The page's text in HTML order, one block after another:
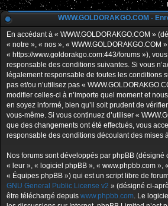
c
h
e
c
h
e
r
WWW.GOLDORAKGO.COM -
En accédant à « WWW.GOLDORAKGO.COM »
« notre », « nos », « WWW.GOLDORAKGO.COM
« https://www.goldorakgo.com:443/forums »),
responsable des conditions suivantes. Si vous
légalement responsable de toutes les conditions
pas et/ou n’utilisez pas «
modifier celles-ci à n’importe quel moment et
en soyez informé, bien qu’il soit prudent de
vous-même. Si vous continuez d’utiliser «
que des changements ont été effectués, vous
responsable des conditions découlant des mises
Nos forums sont développés par phpBB (désigné
« leur », « logiciel phpBB », « www.phpbb.com »,
« Équipes phpBB ») qui est un script libre de
GNU General Public License v2 » (désigné ci-
être téléchargé depuis www.phpbb.com. Le